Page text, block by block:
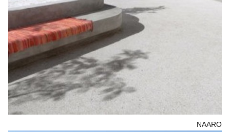
NAARO